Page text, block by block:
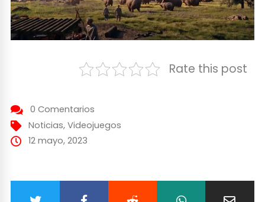
Rate this post
0 Comentarios
Noticias, Videojuegos
12 mayo, 2023